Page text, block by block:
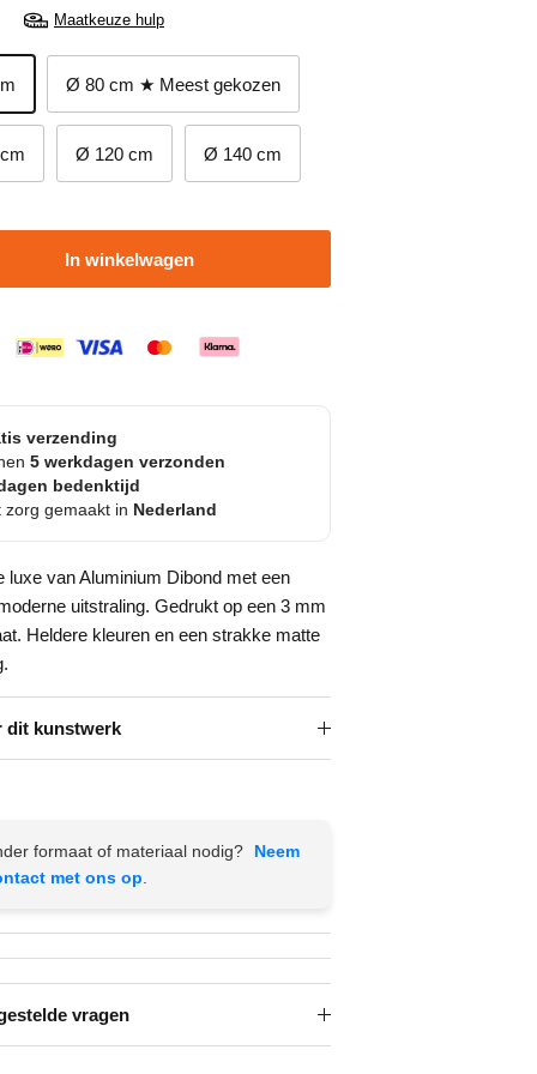
Maatkeuze hulp
Ø 80 cm ★ Meest gekozen
Ø 120 cm Ø 140 cm
In winkelwagen
verzending
5 werkdagen verzonden
bedenktijd
zorg gemaakt in Nederland
luxe van Aluminium Dibond met een
uitstraling. Gedrukt op een 3 mm
Heldere kleuren en een strakke matte
dit kunstwerk
formaat of materiaal nodig?
Neem
met ons op.
vragen